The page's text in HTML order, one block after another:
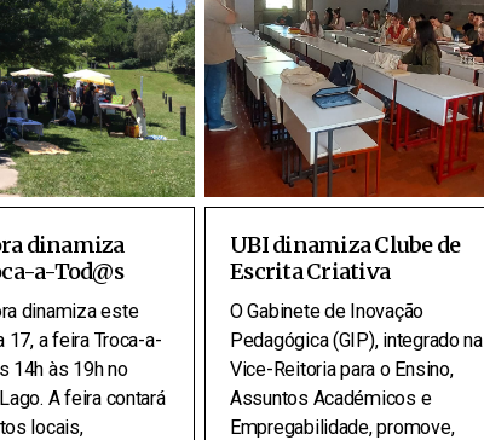
dinamiza
a-Tod@s
dinamiza este
17, a feira Troca-a-
14h às 19h no
A feira contará
locais,
UBI dinamiza Clube de
Escrita Criativa
O Gabinete de Inovação
Pedagógica (GIP), integrado na
Vice-Reitoria para o Ensino,
Assuntos Académicos e
Empregabilidade, promove,